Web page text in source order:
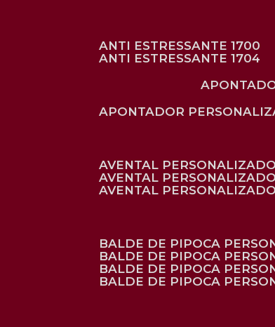
ANTI ESTRESSANTE 1700
ANTI ESTRESSANTE 1704
APONTADOR
AVENTAL
AVENTAL
AVENTAL
BALDE DE PIPOCA
BALDE DE PIPOCA
BALDE DE PIPOCA
BALDE DE PIPOCA